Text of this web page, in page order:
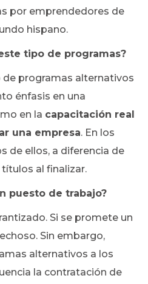
por emprendedores de
hispano.
tipo de programas?
programas alternativos
énfasis en una
en la capacitación real
una empresa. En los
de ellos, a diferencia de
al finalizar.
puesto de trabajo?
Si se promete un
Sin embargo,
alternativos a los
la contratación de